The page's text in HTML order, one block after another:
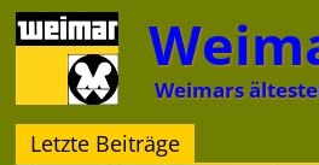
Zum
Inhalt
springen
Weimars
Letzte Beiträge